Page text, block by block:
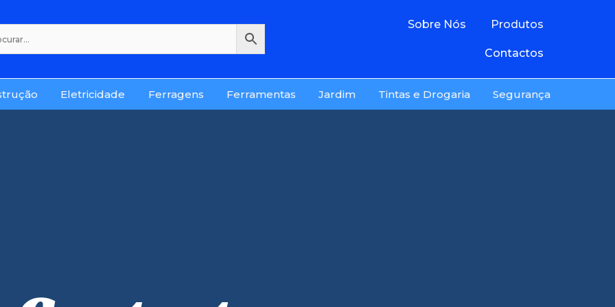
Sobre Nós Produtos
Contactos
Eletricidade Ferragens Ferramentas Jardim Tintas e Drogaria Segurança